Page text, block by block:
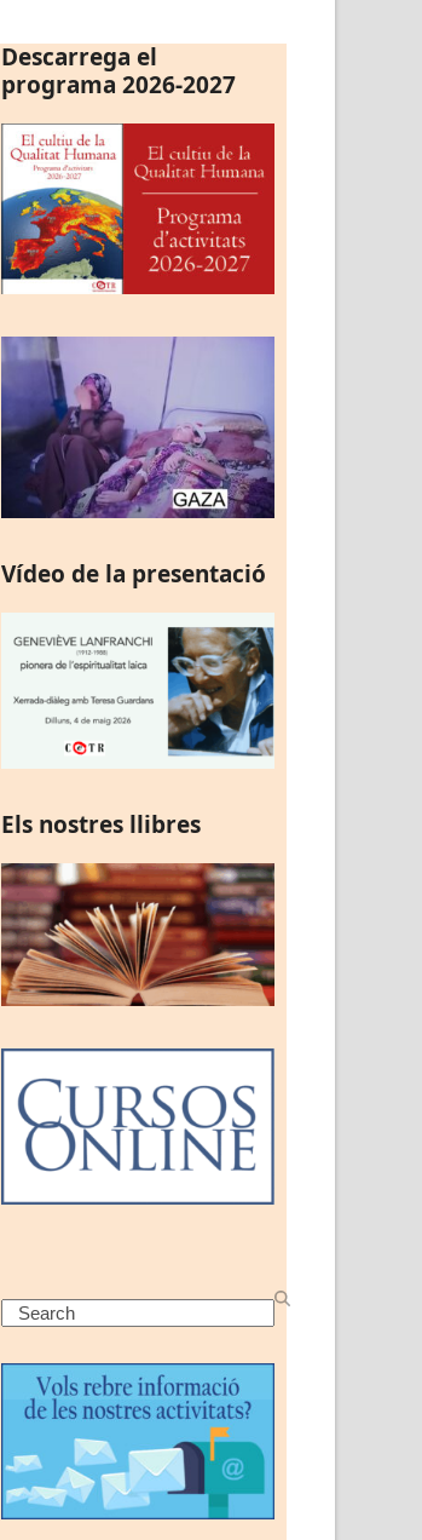
Descarrega el
programa 2026-2027
Vídeo de la presentació
Els nostres llibres
Search